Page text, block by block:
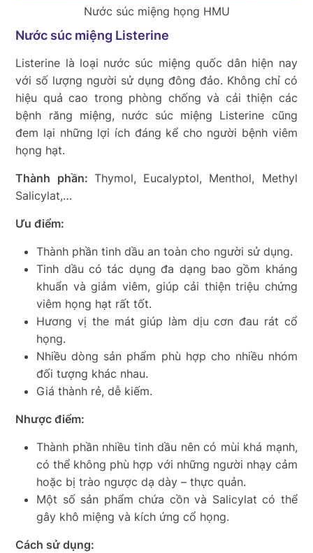
Nước súc miệng họng HMU
Nước súc miệng Listerine
Listerine là loại nước súc miệng quốc dân hiện nay
với số lượng người sử dụng đông đảo. Không chỉ có
hiệu quả cao trong phòng chống và cải thiện các
bệnh răng miệng, nước súc miệng Listerine cũng
đem lại những lợi ích đáng kể cho người bệnh viêm
họng hạt.
Thành phần: Thymol, Eucalyptol, Menthol, Methyl
Salicylat,…
Ưu điểm:
Thành phần tinh dầu an toàn cho người sử dụng.
Tinh dầu có tác dụng đa dạng bao gồm kháng
khuẩn và giảm viêm, giúp cải thiện triệu chứng
viêm họng hạt rất tốt.
Hương vị the mát giúp làm dịu cơn đau rát cổ
họng.
Nhiều dòng sản phẩm phù hợp cho nhiều nhóm
đối tượng khác nhau.
Giá thành rẻ, dễ kiếm.
Nhược điểm:
Thành phần nhiều tinh dầu nên có mùi khá mạnh,
có thể không phù hợp với những người nhạy cảm
hoặc bị trào ngược dạ dày – thực quản.
Một số sản phẩm chứa cồn và Salicylat có thể
gây khô miệng và kích ứng cổ họng.
Cách sử dụng: